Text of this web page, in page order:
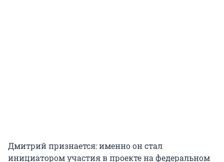
Дмитрий признается: именно он стал
инициатором участия в проекте на федеральном